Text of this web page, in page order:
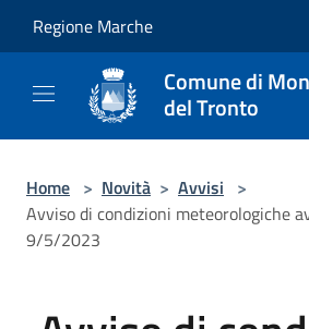
Regione Marche
Comune di
del Tronto
Home > Novità > Avvisi >
Avviso di condizioni meteorologiche
9/5/2023